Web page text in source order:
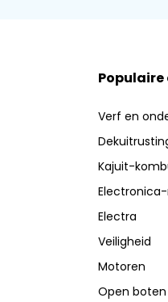
Verf en
Kajuit-
Electra
Veiligheid
Motoren
Open boten